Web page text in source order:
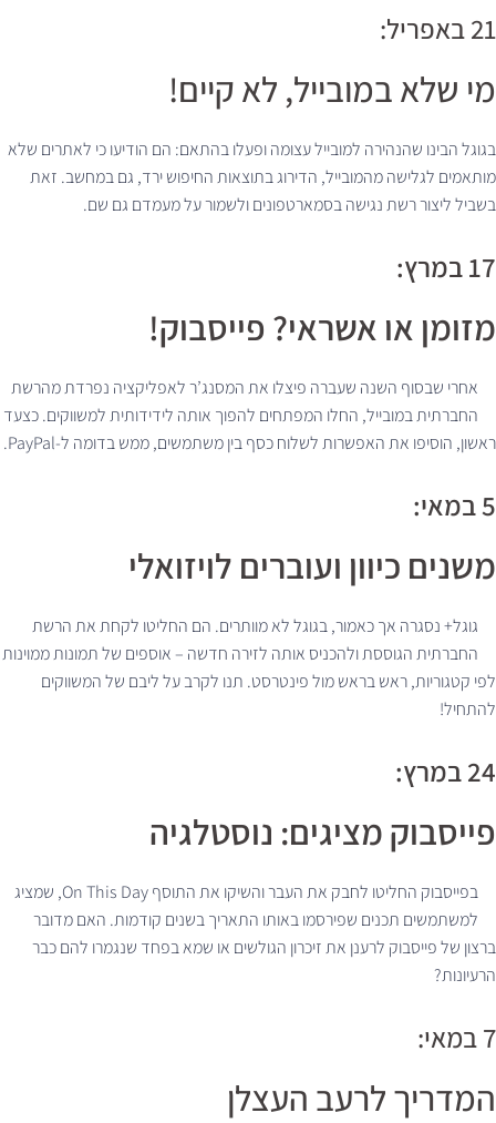
21 באפריל:
מי שלא במובייל, לא קיים!
בגוגל הבינו שהנהירה למובייל עצומה ופעלו בהתאם: הם הודיעו כי לאתרים שלא
מותאמים לגלישה מהמובייל, הדירוג בתוצאות החיפוש ירד, גם במחשב. זאת
בשביל ליצור רשת נגישה בסמארטפונים ולשמור על מעמדם גם שם.
17 במרץ:
מזומן או אשראי? פייסבוק!
אחרי שבסוף השנה שעברה פיצלו את המסנג’ר לאפליקציה נפרדת מהרשת
החברתית במובייל, החלו המפתחים להפוך אותה לידידותית למשווקים. כצעד
ראשון, הוסיפו את האפשרות לשלוח כסף בין משתמשים, ממש בדומה ל-PayPal.
5 במאי:
משנים כיוון ועוברים לויזואלי
גוגל+ נסגרה אך כאמור, בגוגל לא מוותרים. הם החליטו לקחת את הרשת
החברתית הגוססת ולהכניס אותה לזירה חדשה – אוספים של תמונות ממוינות
לפי קטגוריות, ראש בראש מול פינטרסט. תנו לקרב על ליבם של המשווקים
להתחיל!
24 במרץ:
פייסבוק מציגים: נוסטלגיה
בפייסבוק החליטו לחבק את העבר והשיקו את התוסף On This Day, שמציג
למשתמשים תכנים שפירסמו באותו התאריך בשנים קודמות. האם מדובר
ברצון של פייסבוק לרענן את זיכרון הגולשים או שמא בפחד שנגמרו להם כבר
הרעיונות?
7 במאי:
המדריך לרעב העצלן